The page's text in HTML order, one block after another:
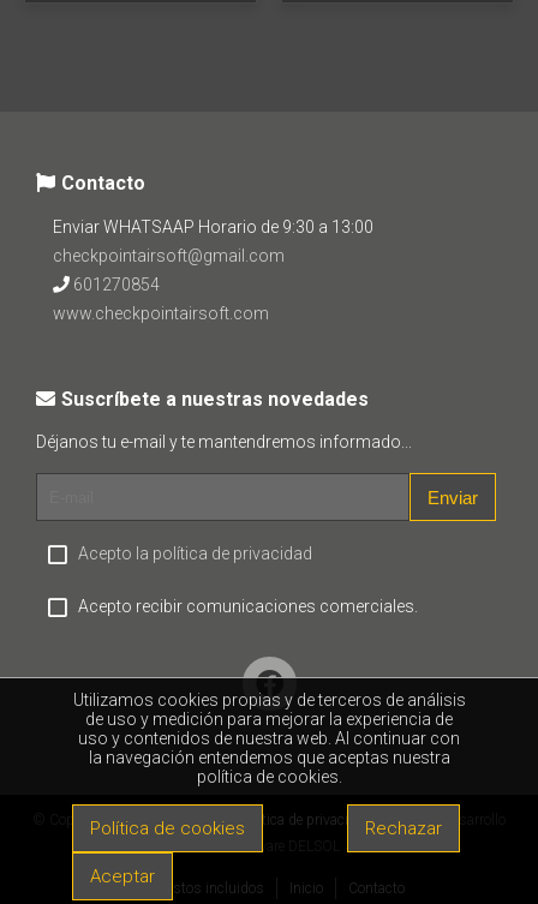
Contacto
Enviar WHATSAAP Horario de 9:30 a 13:00
checkpointairsoft@gmail.com
601270854
www.checkpointairsoft.com
Suscríbete a nuestras novedades
Déjanos tu e-mail y te mantendremos informado...
Enviar
Acepto la política de privacidad
Acepto recibir comunicaciones comerciales.
© Copyright 2026 | Aviso legal Política de privacidad| Cookies
Impuestos incluidos Inicio Contacto
Utilizamos cookies propias y de terceros de análisis
de uso y medición para mejorar la experiencia de
uso y contenidos de nuestra web. Al continuar con
la navegación entendemos que aceptas nuestra
política de cookies.
Política de cookies Rechazar
Aceptar